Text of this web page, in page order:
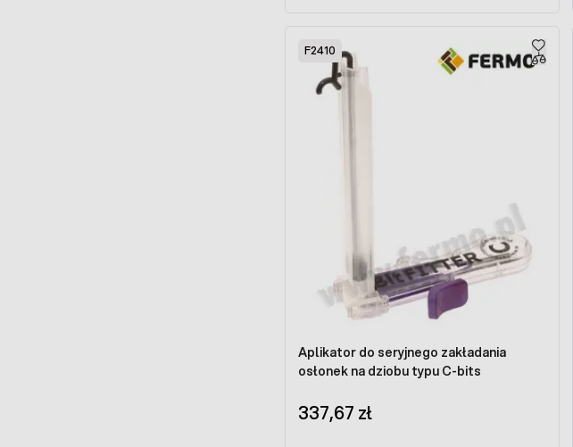
F2410
Aplikator do seryjnego zakładania
osłonek na dziobu typu C-bits
337,67 zł